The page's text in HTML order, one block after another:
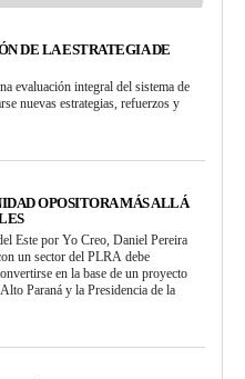
DE LA ESTRATEGIA DE
evaluación integral del sistema de
nuevas estrategias, refuerzos y
OPOSITORA MÁS ALLÁ
Este por Yo Creo, Daniel Pereira
un sector del PLRA debe
en la base de un proyecto
Paraná y la Presidencia de la